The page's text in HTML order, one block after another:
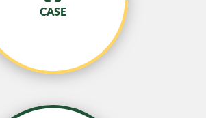
CASE